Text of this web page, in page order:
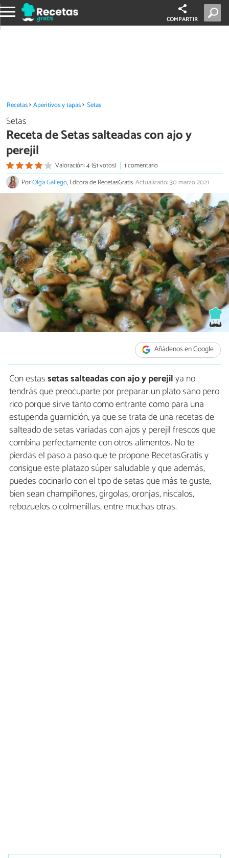
COMPARTIR
Recetas Aperitivos y tapas Setas
Setas
Receta de Setas salteadas con ajo y
perejil
Valoración: 4 (51 votos)
1 comentario
PorOlga Gallego, Editora de RecetasGratis.Actualizado: 30 marzo 2021
Añádenos en Google
Con estassetas salteadas con ajo y perejilya no
tendrás que preocuparte por preparar un plato sano pero
rico porque sirve tanto como entrante como para una
estupenda guarnición, ya que se trata de una recetas de
salteado de setas variadas con ajos y perejil frescos que
combina perfectamente con otros alimentos. No te
pierdas el paso a paso que te propone RecetasGratis y
consigue este platazo súper saludable y que además,
puedes cocinarlo con el tipo de setas que más te guste,
bien sean champiñones, gírgolas, oronjas, níscalos,
rebozuelos o colmenillas, entre muchas otras.